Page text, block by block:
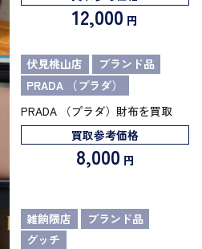
12,000 円
伏見桃山店
ブランド品
PRADA （プラダ）
PRADA （プラダ）財布を買取
買取参考価格
8,000 円
雑餉隈店
ブランド品
グッチ